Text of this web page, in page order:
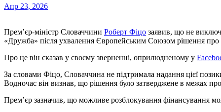
Апр 23, 2026
Прем’єр-міністр Словаччини Роберт Фіцо заявив, що не
«Дружба» після ухвалення Європейським Союзом рішення про
Про це він сказав у своєму зверненні, оприлюдненому у
За словами Фіцо, Словаччина не підтримала надання цієї
Водночас він визнав, що рішення було затверджене в межах
Прем’єр зазначив, що можливе розблокування фінансування